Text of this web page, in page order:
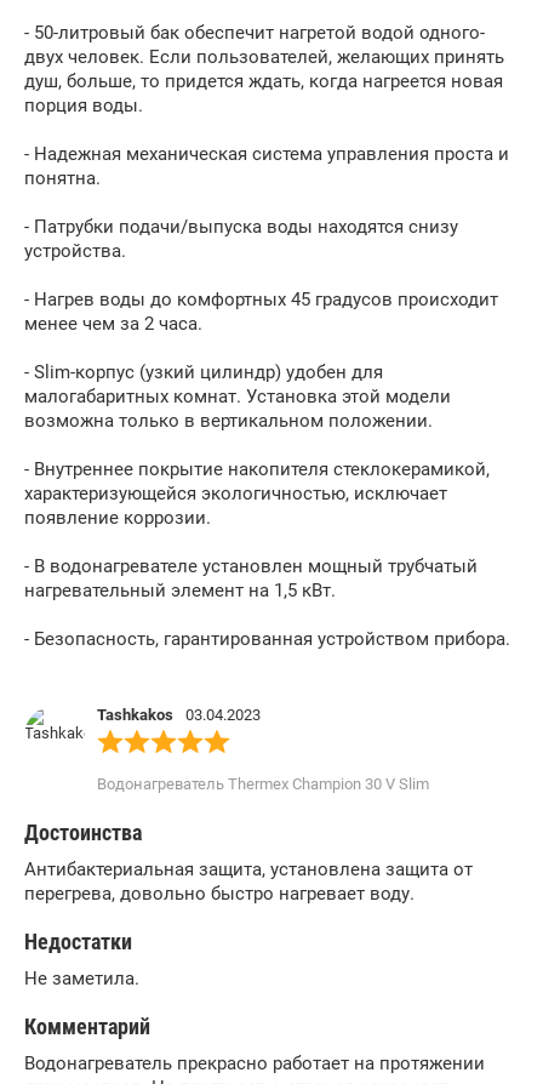
- 50-литровый бак обеспечит нагретой водой одного-
двух человек. Если пользователей, желающих принять
душ, больше, то придется ждать, когда нагреется новая
порция воды.
- Надежная механическая система управления проста и
понятна.
- Патрубки подачи/выпуска воды находятся снизу
устройства.
- Нагрев воды до комфортных 45 градусов происходит
менее чем за 2 часа.
- Slim-корпус (узкий цилиндр) удобен для
малогабаритных комнат. Установка этой модели
возможна только в вертикальном положении.
- Внутреннее покрытие накопителя стеклокерамикой,
характеризующейся экологичностью, исключает
появление коррозии.
- В водонагревателе установлен мощный трубчатый
нагревательный элемент на 1,5 кВт.
- Безопасность, гарантированная устройством прибора.
Tashkakos 03.04.2023
Водонагреватель Thermex Champion 30 V Slim
Достоинства
Антибактериальная защита, установлена защита от
перегрева, довольно быстро нагревает воду.
Недостатки
Не заметила.
Комментарий
Водонагреватель прекрасно работает на протяжении